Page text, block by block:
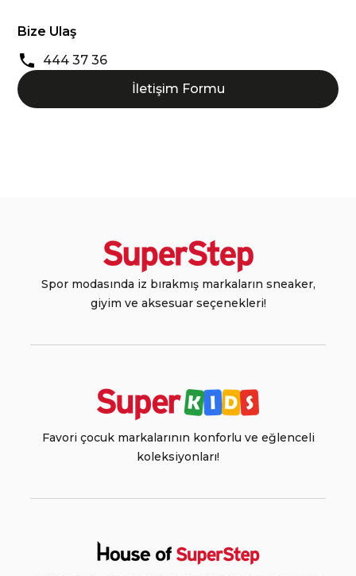
Bize Ulaş
444 37 36
İletişim Formu
Spor modasında iz bırakmış markaların sneaker,
giyim ve aksesuar seçenekleri!
Favori çocuk markalarının konforlu ve eğlenceli
koleksiyonları!